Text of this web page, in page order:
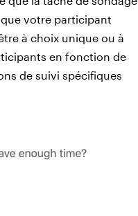
votre participant
à choix unique ou à
en fonction de
de suivi spécifiques